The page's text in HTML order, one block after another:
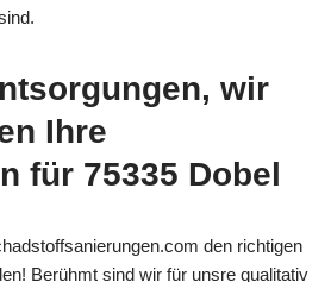
wir
Ihre
für 75335 Dobel
den richtigen
Berühmt sind wir für unsre qualitativ